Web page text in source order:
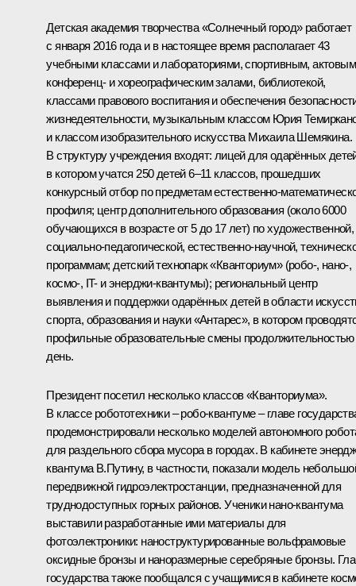
Детская академия творчества «Солнечный город» работает
с января 2016 года и в настоящее время располагает 43
учебными классами и лабораториями, спортивным,
конференц- и хореографическим залами, библиотекой,
классами правового воспитания и обеспечения
жизнедеятельности, музыкальным классом Юрия
и классом изобразительного искусства Михаила Шемякина.
В структуру учреждения входят: лицей для одарённых
в котором учатся 250 детей 6–11 классов, прошедших
конкурсный отбор по предметам естественно-
профиля; центр дополнительного образования (около 6000
обучающихся в возрасте от 5 до 17 лет) по художественной,
социально-педагогической, естественно-научной,
программам; детский технопарк «Кванториум» (робо-, нано-,
космо-, IT- и энерджи-квантумы); региональный центр
выявления и поддержки одарённых детей в области
спорта, образования и науки «Антарес», в котором
профильные образовательные смены продолжительностью
день.
Президент посетил несколько классов «Кванториума».
В классе робототехники – робо-квантуме – главе
продемонстрировали несколько моделей автономного
для раздельного сбора мусора в городах. В кабинете
квантума В.Путину, в частности, показали модель
передвижной гидроэлектростанции, предназначенной для
труднодоступных горных районов. Ученики нано-квантума
выставили разработанные ими материалы для
фотоэлектроники: наноструктурированные вольфрамовые
оксидные бронзы и наноразмерные серебряные бронзы.
государства также пообщался с учащимися в кабинете